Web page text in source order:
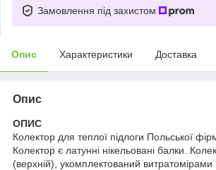
Замовлення під захистом
Опис Характеристики Доставка
Опис
ОПИС
Колектор для теплої підлоги Польської
Колектор є латунні нікельовані балки.
(верхній), укомплектований